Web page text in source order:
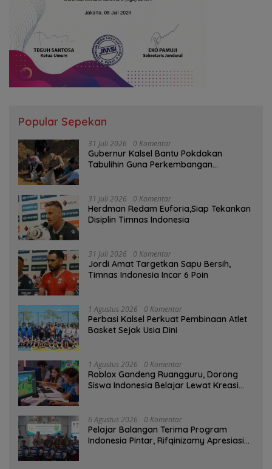
Popular Sepekan
31 Juli 2026 0 Komentar
Gubernur Kalsel Bantu Pokdakan
Tabulihin Guna Perkembangan
31 Juli 2026 0 Komentar
Herdman Redam Euforia,Siap Tekankan
Disiplin Timnas Indonesia
31 Juli 2026 0 Komentar
Jordi Amat Targetkan Sapu Bersih,
Timnas Indonesia Incar 6 Poin
1 Agustus 2026 0 Komentar
Perbasi Kalsel Perkuat Pembinaan Atlet
Basket Sejak Usia Dini
1 Agustus 2026 0 Komentar
Roblox Gandeng Ruangguru, Dorong
Siswa Indonesia Belajar Lewat Kreasi
6 Agustus 2026 0 Komentar
Pelajar Balangan Terima Program
Indonesia Pintar, Rifqinizamy Apresiasi